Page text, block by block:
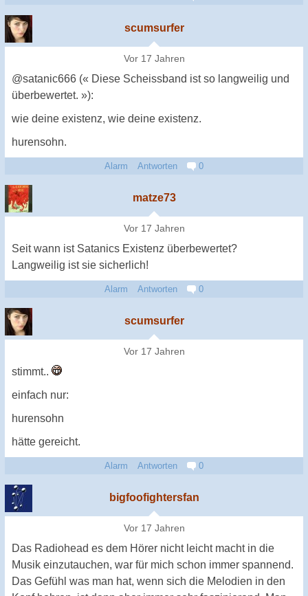
scumsurfer
Vor 17 Jahren
@satanic666 (« Diese Scheissband ist so langweilig und
überbewertet. »):
wie deine existenz, wie deine existenz.
hurensohn.
Alarm Antworten 0
matze73
Vor 17 Jahren
Seit wann ist Satanics Existenz überbewertet?
Langweilig ist sie sicherlich!
Alarm Antworten 0
scumsurfer
Vor 17 Jahren
stimmt..
einfach nur:
hurensohn
hätte gereicht.
Alarm Antworten 0
bigfoofightersfan
Vor 17 Jahren
Das Radiohead es dem Hörer nicht leicht macht in die
Musik einzutauchen, war für mich schon immer spannend.
Das Gefühl was man hat, wenn sich die Melodien in den